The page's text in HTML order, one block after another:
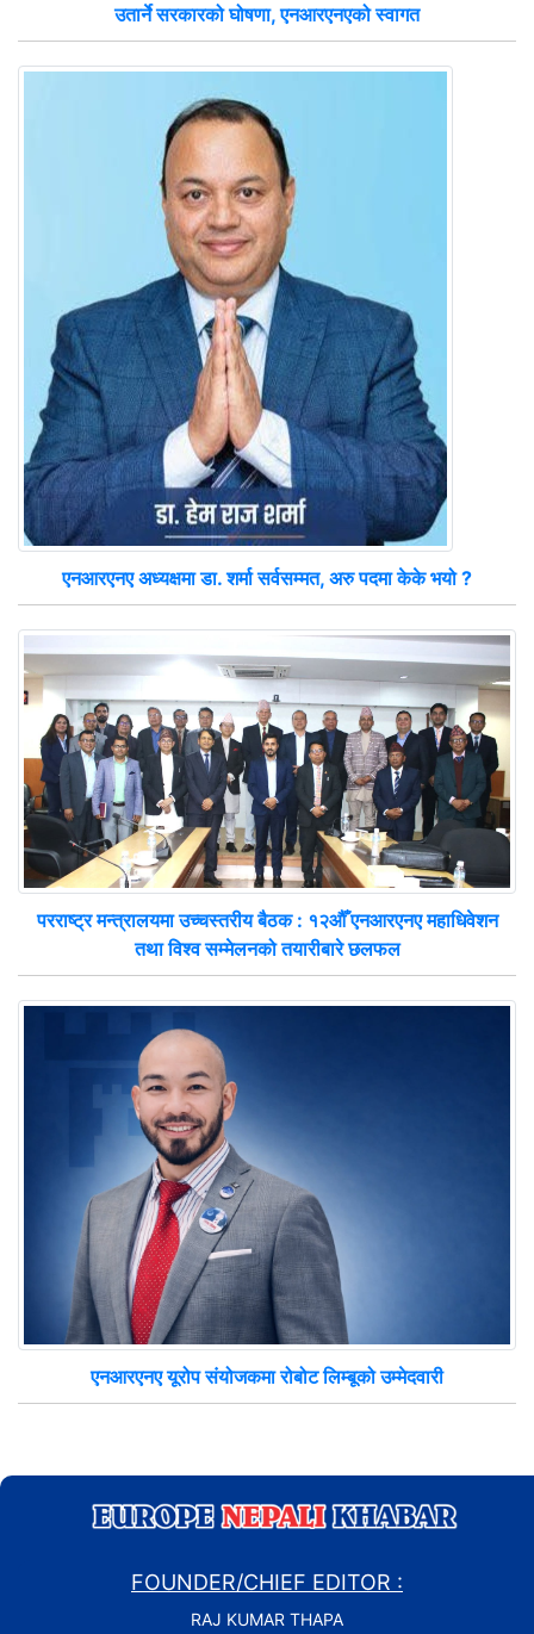
उतार्ने सरकारको घोषणा, एनआरएनएको स्वागत
एनआरएनए अध्यक्षमा डा. शर्मा सर्वसम्मत, अरु पदमा केके भयो ?
परराष्ट्र मन्त्रालयमा उच्चस्तरीय बैठक : १२औँ एनआरएनए महाधिवेशन
तथा विश्व सम्मेलनको तयारीबारे छलफल
एनआरएनए यूरोप संयोजकमा रोबोट लिम्बूको उम्मेदवारी
FOUNDER/CHIEF EDITOR :
RAJ KUMAR THAPA